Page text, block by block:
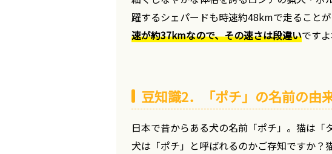
躍するシェパードも時速約48kmで走ることが
速が約37kmなので、その速さは段違いですよ
豆知識2．「ポチ」の名前の由
日本で昔からある犬の名前「ポチ」。猫は
犬は「ポチ」と呼ばれるのかご存知ですか？